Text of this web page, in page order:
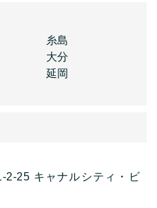
糸島
大分
延岡
2-25 キャナルシティ・ビ